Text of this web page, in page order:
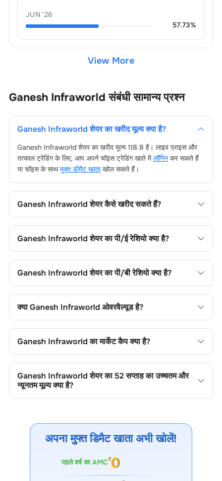
JUN '26
57.73%
View More
Ganesh Infraworld संबंधी सामान्य प्रश्न
Ganesh Infraworldशेयर का खरीद मूल्य क्या है?
Ganesh Infraworldशेयर का खरीद मूल्य 118.8 है। लाइव प्राइस और
तत्काल ट्रेडिंग के लिए, आप अपने चॉइस ट्रेडिंग खाते मेंलॉगिनकर सकते हैं
या चॉइस के साथमुक्त डीमैट खाताखोल सकते हैं।
Ganesh Infraworldशेयर कैसे खरीद सकते हैं?
लॉगिन करें, या चॉइस डीमैट खाता खोल, फिर फंड जोड़ें, कंपनी का नाम खोजें,
अपना ऑर्डर टाइप चुनें और ट्रेड प्लेस करें।
Ganesh Infraworldशेयर का पी/ई रेशियो क्या है?
आप सापेक्ष मूल्यांकन के लिए इसकी तुलना सेक्टर के औसत से कर सकते हैं।
Ganesh Infraworldशेयर का पी/बी रेशियो क्या है?
शेयर के मूल्य की तुलना उसकी बुक वैल्यू से करने में उपयोगी है।
क्याGanesh Infraworld ओवरवैल्यूड है?
शेयर के मूल्य की तुलना उसकी बुक वैल्यू से करने में उपयोगी है।
Ganesh Infraworldका मार्केट कैप क्या है?
आकार की श्रेणी और ट्रेडिंग लिक्विडिटी को दर्शाता है।
Ganesh Infraworldशेयर का 52 सप्ताह का उच्चतम और
न्यूनतम मूल्य क्या है?
संभावित सपोर्ट/रेजिस्टेंस और मूल्य गति को दर्शाते हैं।
अपना मुफ्त डिमैट खाता अभी खोलें!
पहले वर्ष का AMC